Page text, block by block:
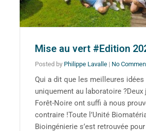
Mise au vert #Edition
Posted by Philippe Lavalle | No
Qui a dit que les meilleures
uniquement au laboratoire ?Deux
Forêt-Noire ont suffi à nous
contraire !Toute l’Unité
Bioingénierie s’est retrouvée